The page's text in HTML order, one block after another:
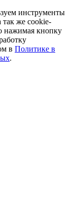
инструменты
так же cookie-
нажимая кнопку
в Политике в
.